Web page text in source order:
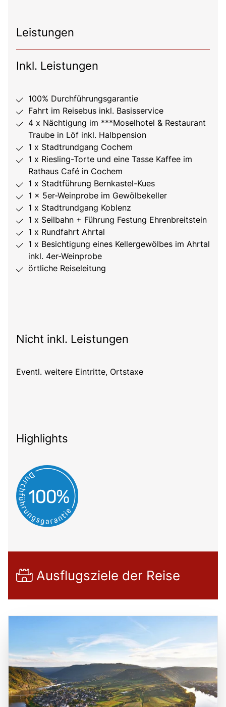
Leistungen
Inkl. Leistungen
100% Durchführungsgarantie
Fahrt im Reisebus inkl. Basisservice
4 x Nächtigung im ***Moselhotel & Restaurant
Traube in Löf inkl. Halbpension
1 x Stadtrundgang Cochem
1 x Riesling-Torte und eine Tasse Kaffee im
Rathaus Café in Cochem
1 x Stadtführung Bernkastel-Kues
1 x 5er-Weinprobe im Gewölbekeller
1 x Stadtrundgang Koblenz
1 x Seilbahn + Führung Festung Ehrenbreitstein
1 x Rundfahrt Ahrtal
1 x Besichtigung eines Kellergewölbes im Ahrtal
inkl. 4er-Weinprobe
örtliche Reiseleitung
Nicht inkl. Leistungen
Eventl. weitere Eintritte, Ortstaxe
Highlights
Ausflugsziele der Reise